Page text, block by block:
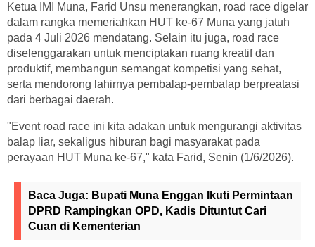
Ketua IMI Muna, Farid Unsu menerangkan, road race digelar
dalam rangka memeriahkan HUT ke-67 Muna yang jatuh
pada 4 Juli 2026 mendatang. Selain itu juga, road race
diselenggarakan untuk menciptakan ruang kreatif dan
produktif, membangun semangat kompetisi yang sehat,
serta mendorong lahirnya pembalap-pembalap berpreatasi
dari berbagai daerah.
"Event road race ini kita adakan untuk mengurangi aktivitas
balap liar, sekaligus hiburan bagi masyarakat pada
perayaan HUT Muna ke-67," kata Farid, Senin (1/6/2026).
Baca Juga: Bupati Muna Enggan Ikuti Permintaan
DPRD Rampingkan OPD, Kadis Dituntut Cari
Cuan di Kementerian